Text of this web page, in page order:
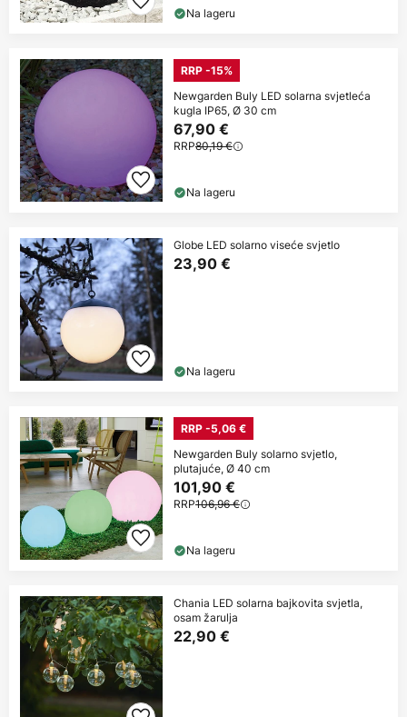
Na lageru
RRP -15%
Newgarden Buly LED solarna svjetleća
kugla IP65, Ø 30 cm
67,90 €
RRP80,19 €
Na lageru
Globe LED solarno viseće svjetlo
23,90 €
Na lageru
RRP -5,06 €
Newgarden Buly solarno svjetlo,
plutajuće, Ø 40 cm
101,90 €
RRP106,96 €
Na lageru
Chania LED solarna bajkovita svjetla,
osam žarulja
22,90 €